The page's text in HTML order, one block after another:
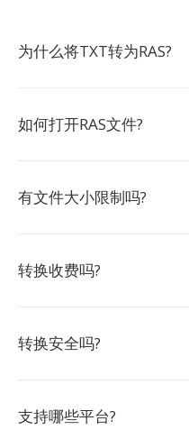
为什么将TXT转为RAS?
如何打开RAS文件?
有文件大小限制吗?
转换收费吗?
转换安全吗?
支持哪些平台?